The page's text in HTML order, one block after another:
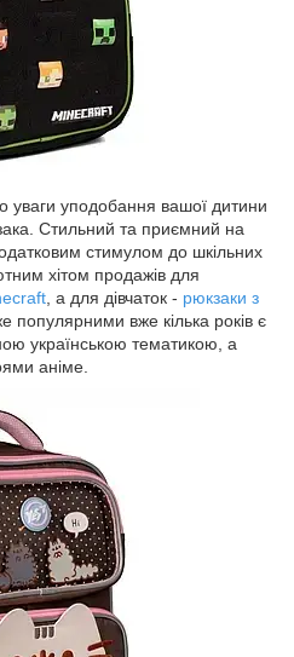
уваги уподобання вашої дитини
Стильний та приємний на
стимулом до шкільних
хітом продажів для
, а для дівчаток - рюкзаки з
популярними вже кілька років є
українською тематикою, а
аніме.